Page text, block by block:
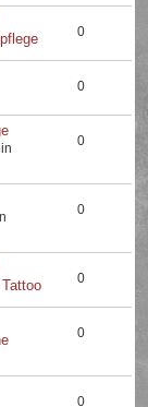
0
0
0
0
Tattoo 0
0
0